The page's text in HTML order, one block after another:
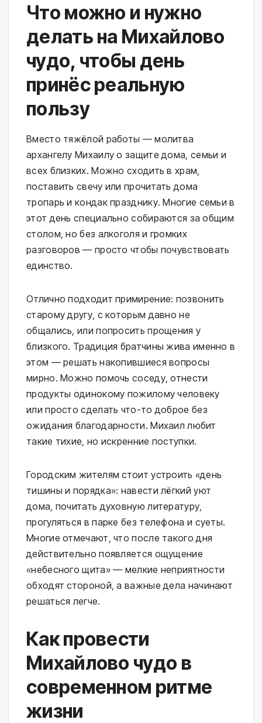
Что можно и нужно
делать на Михайлово
чудо, чтобы день
принёс реальную
пользу
Вместо тяжёлой работы — молитва
архангелу Михаилу о защите дома, семьи и
всех близких. Можно сходить в храм,
поставить свечу или прочитать дома
тропарь и кондак празднику. Многие семьи в
этот день специально собираются за общим
столом, но без алкоголя и громких
разговоров — просто чтобы почувствовать
единство.
Отлично подходит примирение: позвонить
старому другу, с которым давно не
общались, или попросить прощения у
близкого. Традиция братчины жива именно в
этом — решать накопившиеся вопросы
мирно. Можно помочь соседу, отнести
продукты одинокому пожилому человеку
или просто сделать что-то доброе без
ожидания благодарности. Михаил любит
такие тихие, но искренние поступки.
Городским жителям стоит устроить «день
тишины и порядка»: навести лёгкий уют
дома, почитать духовную литературу,
прогуляться в парке без телефона и суеты.
Многие отмечают, что после такого дня
действительно появляется ощущение
«небесного щита» — мелкие неприятности
обходят стороной, а важные дела начинают
решаться легче.
Как провести
Михайлово чудо в
современном ритме
жизни